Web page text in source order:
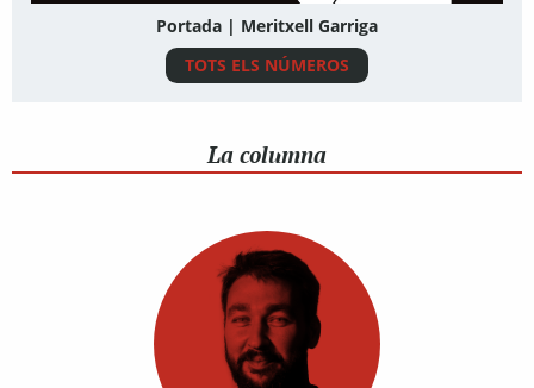
Portada | Meritxell Garriga
TOTS ELS NÚMEROS
La columna